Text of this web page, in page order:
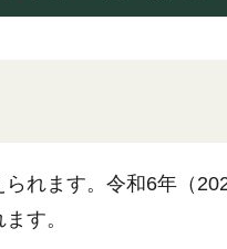
れます。令和6年（
す。